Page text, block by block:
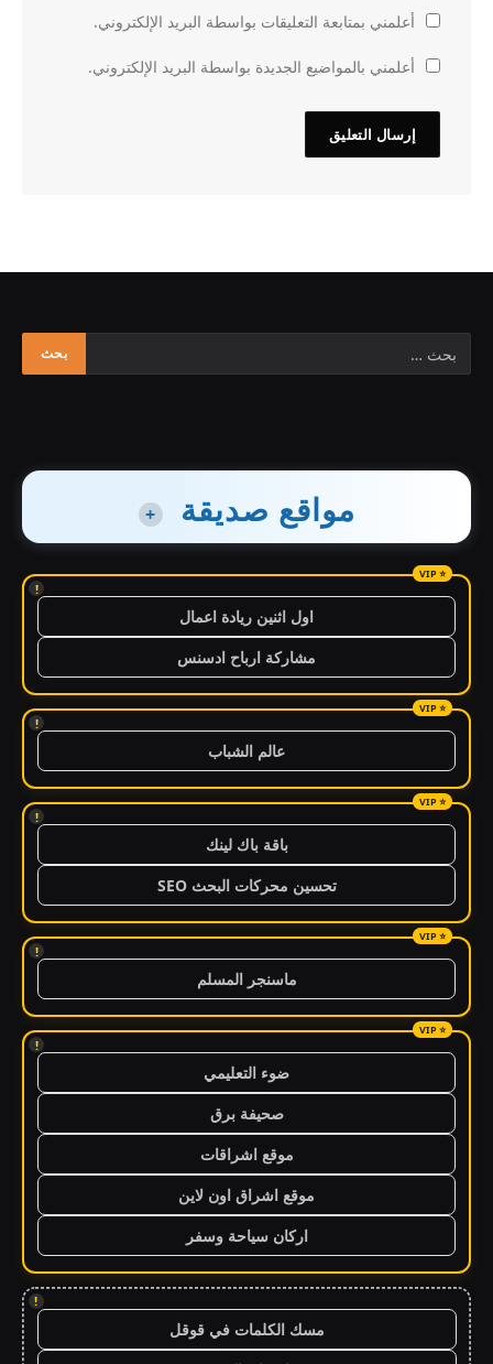
أعلمني بمتابعة التعليقات بواسطة البريد الإلكتروني.
أعلمني بالمواضيع الجديدة بواسطة البريد الإلكتروني.
مواقع صديقة +
!
اول اثنين ريادة اعمال
مشاركة ارباح ادسنس
!
عالم الشباب
!
باقة باك لينك
تحسين محركات البحث SEO
!
ماسنجر المسلم
!
ضوء التعليمي
صحيفة برق
موقع اشراقات
موقع اشراق اون لاين
اركان سياحة وسفر
!
مسك الكلمات في قوقل